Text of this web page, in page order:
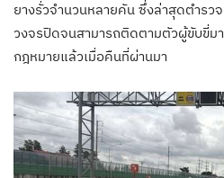
ยางรั่วจำนวนหลายคัน ซึ่งล่าสุดตำรว
วงจรปิดจนสามารถติดตามตัวผู้ขับขี่ม
กฎหมายแล้วเมื่อคืนที่ผ่านมา